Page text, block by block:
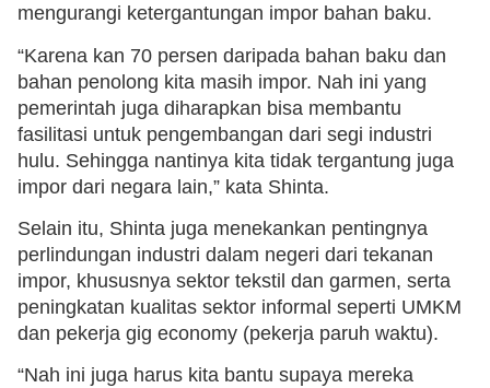
mengurangi ketergantungan impor bahan baku.
“Karena kan 70 persen daripada bahan baku dan
bahan penolong kita masih impor. Nah ini yang
pemerintah juga diharapkan bisa membantu
fasilitasi untuk pengembangan dari segi industri
hulu. Sehingga nantinya kita tidak tergantung juga
impor dari negara lain,” kata Shinta.
Selain itu, Shinta juga menekankan pentingnya
perlindungan industri dalam negeri dari tekanan
impor, khususnya sektor tekstil dan garmen, serta
peningkatan kualitas sektor informal seperti UMKM
dan pekerja gig economy (pekerja paruh waktu).
“Nah ini juga harus kita bantu supaya mereka